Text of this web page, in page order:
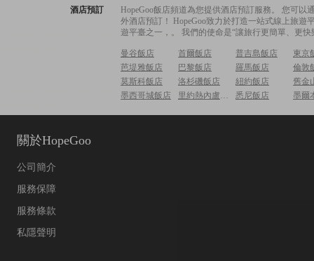
酒店預訂
HopeGoo飯店頻道為您提供酒店預訂服務。 您可
外酒店預訂！ HopeGoo致力於打造一站式線上旅
遊平臺之一，。 我們的使命是“讓旅行更簡單、更
曼谷飯店 首爾飯店 普吉島飯店
東京
芭堤雅飯店
巴黎飯店 羅馬飯店
倫敦
莫斯科飯店
洛杉磯飯店 紐約飯店
舊金
墨西哥城飯店
里約熱內盧飯店 悉尼飯店 墨爾
關於HopeGoo
公司簡介
服務保障
服務條款
私隱聲明